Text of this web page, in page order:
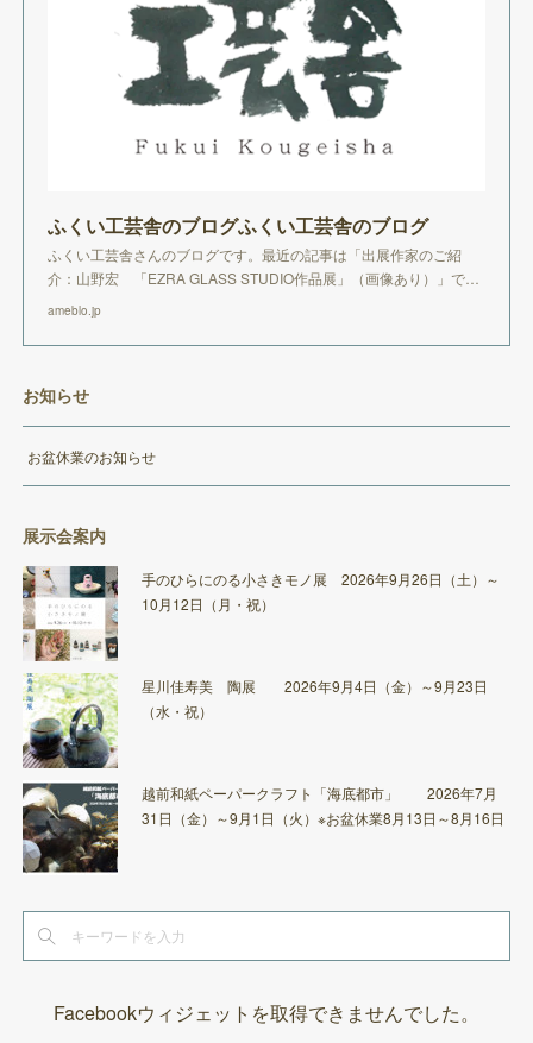
ふくい工芸舎のブログふくい工芸舎のブログ
ふくい工芸舎さんのブログです。最近の記事は「出展作家のご紹
介：山野宏 「EZRA GLASS STUDIO作品展」（画像あり）」で…
ameblo.jp
お知らせ
お盆休業のお知らせ
展示会案内
手のひらにのる小さきモノ展 2026年9月26日（土）～
10月12日（月・祝）
星川佳寿美 陶展 2026年9月4日（金）～9月23日
（水・祝）
越前和紙ペーパークラフト「海底都市」 2026年7月
31日（金）～9月1日（火）※お盆休業8月13日～8月16日
Facebookウィジェットを取得できませんでした。